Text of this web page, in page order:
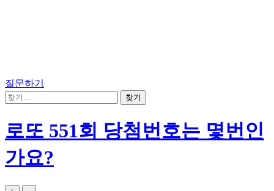
질문하기
로또 551회 당첨번호는 몇번인
가요?